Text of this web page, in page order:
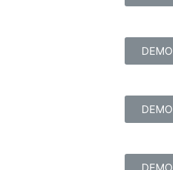
DEMO
DEMO